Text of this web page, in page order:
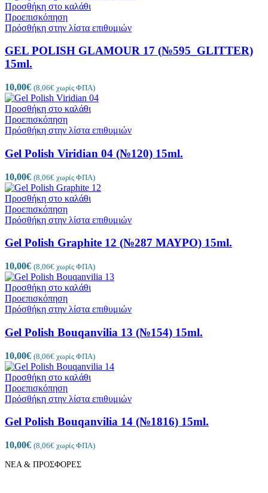
Προσθήκη στο καλάθι
Προεπισκόπηση
Πρόσθήκη στην λίστα επιθυμιών
GEL POLISH GLAMOUR 17 (№595_GLITTER)
15ml.
10,00€ (8,06€ χωρίς ΦΠΑ)
Προσθήκη στο καλάθι
Προεπισκόπηση
Πρόσθήκη στην λίστα επιθυμιών
Gel Polish Viridian 04 (№120) 15ml.
10,00€ (8,06€ χωρίς ΦΠΑ)
Προσθήκη στο καλάθι
Προεπισκόπηση
Πρόσθήκη στην λίστα επιθυμιών
Gel Polish Graphite 12 (№287 ΜΑΥΡΟ) 15ml.
10,00€ (8,06€ χωρίς ΦΠΑ)
Προσθήκη στο καλάθι
Προεπισκόπηση
Πρόσθήκη στην λίστα επιθυμιών
Gel Polish Bouqanvilia 13 (№154) 15ml.
10,00€ (8,06€ χωρίς ΦΠΑ)
Προσθήκη στο καλάθι
Προεπισκόπηση
Πρόσθήκη στην λίστα επιθυμιών
Gel Polish Bouqanvilia 14 (№1816) 15ml.
10,00€ (8,06€ χωρίς ΦΠΑ)
ΝΕΑ & ΠΡΟΣΦΟΡΕΣ